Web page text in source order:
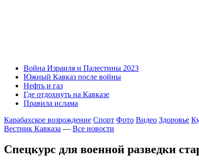
Война Израиля и Палестины 2023
Южный Кавказ после войны
Нефть и газ
Где отдохнуть на Кавказе
Правила ислама
Карабахское возрождение Спорт Фото Видео Здоровье
Вестник Кавказа — Все новости
Спецкурс для военной разведки